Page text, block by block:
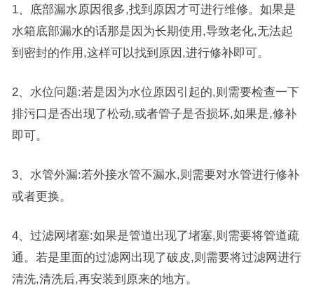
1、底部漏水原因很多,找到原因才可进行维修。如果是
水箱底部漏水的话那是因为长期使用,导致老化,无法起
到密封的作用,这样可以找到原因,进行修补即可。
2、水位问题:若是因为水位原因引起的,则需要检查一下
排污口是否出现了松动,或者管子是否损坏,如果是,修补
即可。
3、水管外漏:若外接水管不漏水,则需要对水管进行修补
或者更换。
4、过滤网堵塞:如果是管道出现了堵塞,则需要将管道疏
通。若是里面的过滤网出现了破皮,则需要将过滤网进行
清洗,清洗后,再安装到原来的地方。